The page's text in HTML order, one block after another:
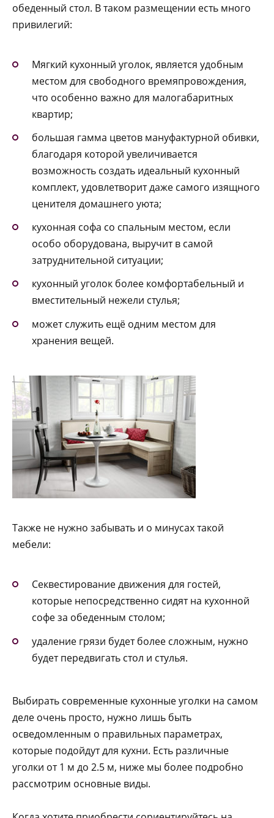
обеденный стол. В таком размещении есть много
привилегий:
Мягкий кухонный уголок, является удобным
местом для свободного времяпровождения,
что особенно важно для малогабаритных
квартир;
большая гамма цветов мануфактурной обивки,
благодаря которой увеличивается
возможность создать идеальный кухонный
комплект, удовлетворит даже самого изящного
ценителя домашнего уюта;
кухонная софа со спальным местом, если
особо оборудована, выручит в самой
затруднительной ситуации;
кухонный уголок более комфортабельный и
вместительный нежели стулья;
может служить ещё одним местом для
хранения вещей.
Также не нужно забывать и о минусах такой
мебели:
Секвестирование движения для гостей,
которые непосредственно сидят на кухонной
софе за обеденным столом;
удаление грязи будет более сложным, нужно
будет передвигать стол и стулья.
Выбирать современные кухонные уголки на самом
деле очень просто, нужно лишь быть
осведомленным о правильных параметрах,
которые подойдут для кухни. Есть различные
уголки от 1 м до 2.5 м, ниже мы более подробно
рассмотрим основные виды.